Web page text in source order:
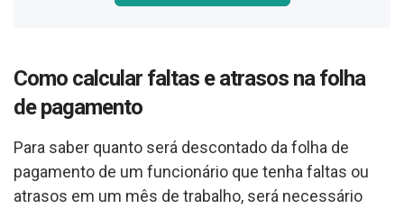
Como calcular faltas e atrasos na folha
de pagamento
Para saber quanto será descontado da folha de
pagamento de um funcionário que tenha faltas ou
atrasos em um mês de trabalho, será necessário